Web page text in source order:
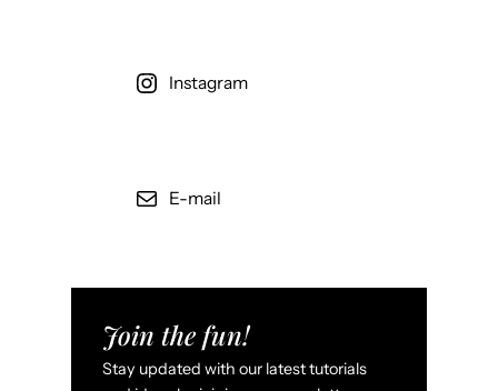
Instagram
E-mail
Join the fun!
Stay updated with our latest tutorials